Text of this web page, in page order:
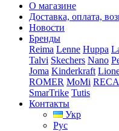
О магазине
Доставка, оплата,
Новости
Бренды
Reima Lenne Huppa
Talvi Skechers Nano
Joma Kinderkraft
ROMER MoMi
SmarTrike Tutis
Контакты
Укр
Рус